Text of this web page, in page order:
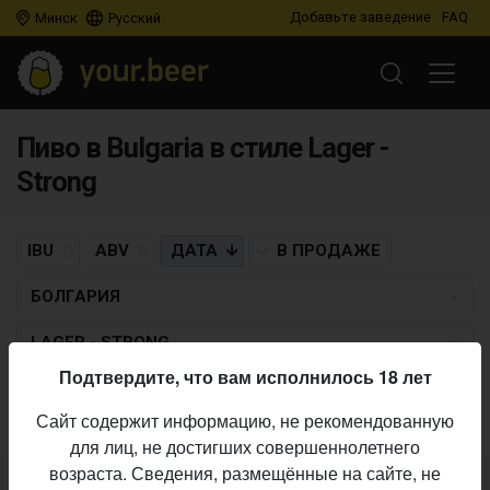
Минск Русский Добавьте заведение FAQ
Пиво в Bulgaria в стиле Lager -
Strong
IBU ABV ДАТА В ПРОДАЖЕ
БОЛГАРИЯ
LAGER - STRONG
Пиво по заданным критериям не найдено
Подтвердите, что вам исполнилось 18 лет
Сайт содержит информацию, не рекомендованную
для лиц, не достигших совершеннолетнего
возраста. Сведения, размещённые на сайте, не